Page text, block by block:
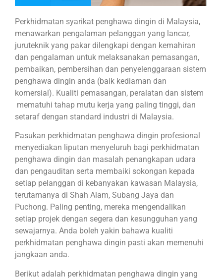
Perkhidmatan syarikat penghawa dingin di Malaysia,
menawarkan pengalaman pelanggan yang lancar,
juruteknik yang pakar dilengkapi dengan kemahiran
dan pengalaman untuk melaksanakan pemasangan,
pembaikan, pembersihan dan penyelenggaraan sistem
penghawa dingin anda (baik kediaman dan
komersial). Kualiti pemasangan, peralatan dan sistem
mematuhi tahap mutu kerja yang paling tinggi, dan
setaraf dengan standard industri di Malaysia.
Pasukan perkhidmatan penghawa dingin profesional
menyediakan liputan menyeluruh bagi perkhidmatan
penghawa dingin dan masalah penangkapan udara
dan pengauditan serta membaiki sokongan kepada
setiap pelanggan di kebanyakan kawasan Malaysia,
terutamanya di Shah Alam, Subang Jaya dan
Puchong. Paling penting, mereka mengendalikan
setiap projek dengan segera dan kesungguhan yang
sewajarnya. Anda boleh yakin bahawa kualiti
perkhidmatan penghawa dingin pasti akan memenuhi
jangkaan anda.
Berikut adalah perkhidmatan penghawa dingin yang